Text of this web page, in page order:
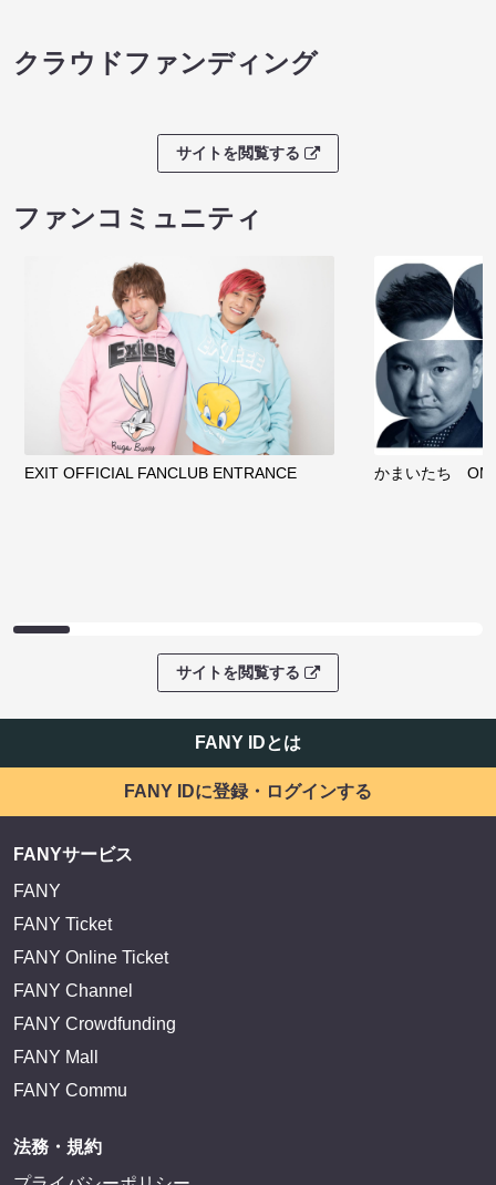
クラウドファンディング
サイトを閲覧する
ファンコミュニティ
EXIT OFFICIAL FANCLUB ENTRANCE かまいたち
サイトを閲覧する
FANY IDとは
FANY IDに登録・ログインする
FANYサービス
FANY
FANY Ticket
FANY Online Ticket
FANY Channel
FANY Crowdfunding
FANY Mall
FANY Commu
法務・規約